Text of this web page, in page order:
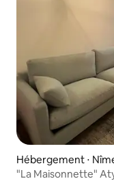
Hébergement ⋅
"La Maisonnette"